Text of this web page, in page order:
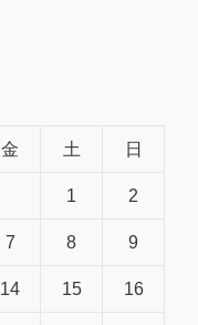
金 土 日
1 2
7 8 9
14 15 16